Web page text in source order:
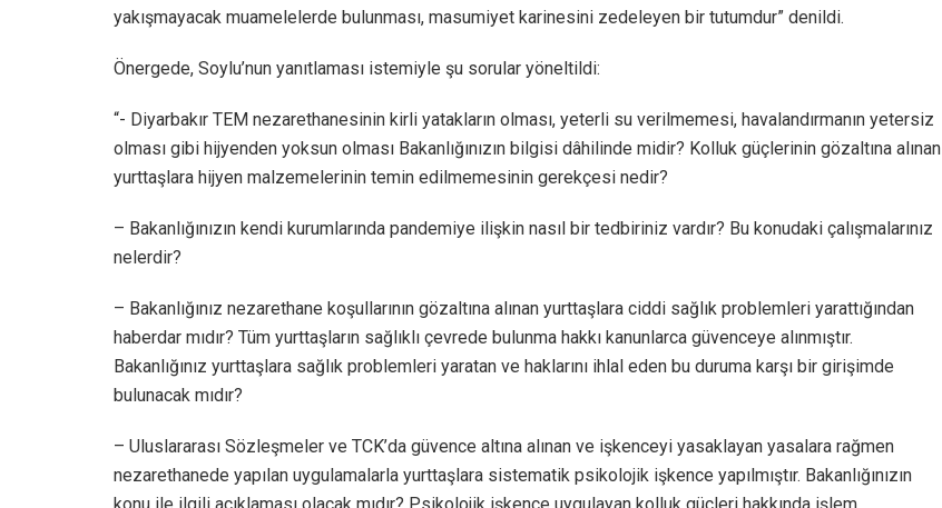
yakışmayacak muamelelerde bulunması, masumiyet karinesini zedeleyen bir tutumdur” denildi.
Önergede, Soylu’nun yanıtlaması istemiyle şu sorular yöneltildi:
“- Diyarbakır TEM nezarethanesinin kirli yatakların olması, yeterli su verilmemesi, havalandırmanın yetersiz
olması gibi hijyenden yoksun olması Bakanlığınızın bilgisi dâhilinde midir? Kolluk güçlerinin gözaltına alınan
yurttaşlara hijyen malzemelerinin temin edilmemesinin gerekçesi nedir?
– Bakanlığınızın kendi kurumlarında pandemiye ilişkin nasıl bir tedbiriniz vardır? Bu konudaki çalışmalarınız
nelerdir?
– Bakanlığınız nezarethane koşullarının gözaltına alınan yurttaşlara ciddi sağlık problemleri yarattığından
haberdar mıdır? Tüm yurttaşların sağlıklı çevrede bulunma hakkı kanunlarca güvenceye alınmıştır.
Bakanlığınız yurttaşlara sağlık problemleri yaratan ve haklarını ihlal eden bu duruma karşı bir girişimde
bulunacak mıdır?
– Uluslararası Sözleşmeler ve TCK’da güvence altına alınan ve işkenceyi yasaklayan yasalara rağmen
nezarethanede yapılan uygulamalarla yurttaşlara sistematik psikolojik işkence yapılmıştır. Bakanlığınızın